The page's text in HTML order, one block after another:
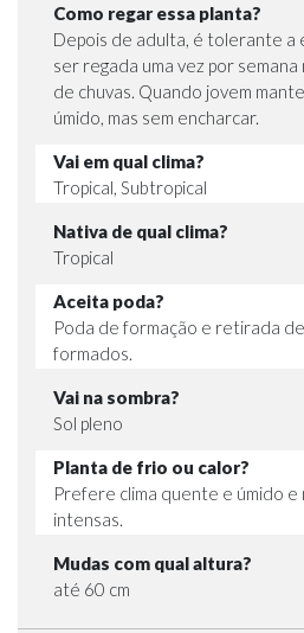
Como regar essa planta?
Depois de adulta, é tolerante a
ser regada uma vez por
de chuvas. Quando jovem
úmido, mas sem encharcar.
Vai em qual clima?
Tropical, Subtropical
Nativa de qual clima?
Tropical
Aceita poda?
Poda de formação e retirada
formados.
Vai na sombra?
Sol pleno
Planta de frio ou calor?
Prefere clima quente e úmido
intensas.
Mudas com qual altura?
até 60 cm